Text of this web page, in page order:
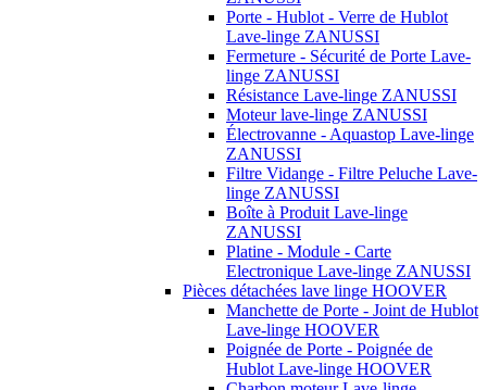
Porte - Hublot - Verre de Hublot
Lave-linge ZANUSSI
Fermeture - Sécurité de Porte Lave-
linge ZANUSSI
Résistance Lave-linge ZANUSSI
Moteur lave-linge ZANUSSI
Électrovanne - Aquastop Lave-linge
ZANUSSI
Filtre Vidange - Filtre Peluche Lave-
linge ZANUSSI
Boîte à Produit Lave-linge
ZANUSSI
Platine - Module - Carte
Electronique Lave-linge ZANUSSI
Pièces détachées lave linge HOOVER
Manchette de Porte - Joint de Hublot
Lave-linge HOOVER
Poignée de Porte - Poignée de
Hublot Lave-linge HOOVER